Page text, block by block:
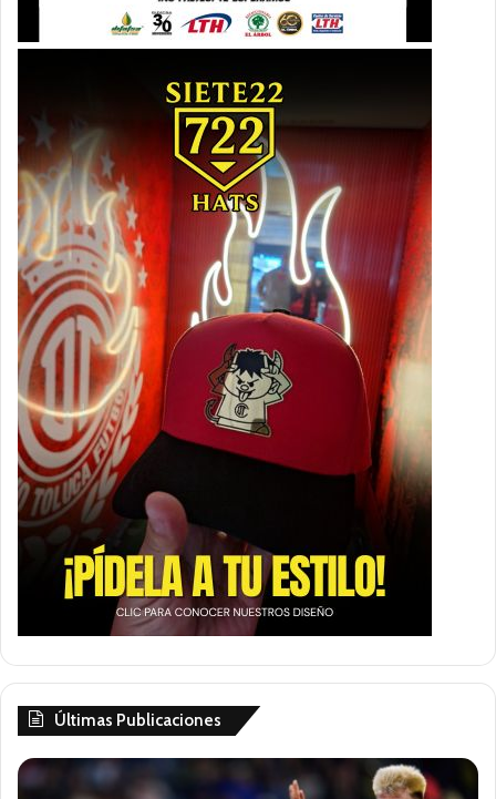
Últimas Publicaciones